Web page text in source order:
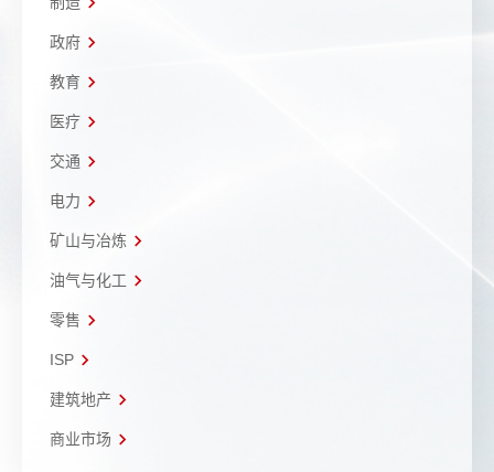
政府
教育
医疗
交通
电力
矿山与冶炼
油气与化工
零售
ISP
建筑地产
商业市场